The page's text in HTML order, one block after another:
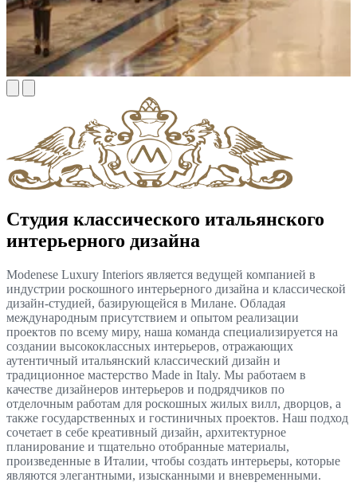
Студия классического итальянского
интерьерного дизайна
Modenese Luxury Interiors является ведущей компанией в
индустрии роскошного интерьерного дизайна и классической
дизайн-студией, базирующейся в Милане. Обладая
международным присутствием и опытом реализации
проектов по всему миру, наша команда специализируется на
создании высококлассных интерьеров, отражающих
аутентичный итальянский классический дизайн и
традиционное мастерство Made in Italy. Мы работаем в
качестве дизайнеров интерьеров и подрядчиков по
отделочным работам для роскошных жилых вилл, дворцов, а
также государственных и гостиничных проектов. Наш подход
сочетает в себе креативный дизайн, архитектурное
планирование и тщательно отобранные материалы,
произведенные в Италии, чтобы создать интерьеры, которые
являются элегантными, изысканными и вневременными.